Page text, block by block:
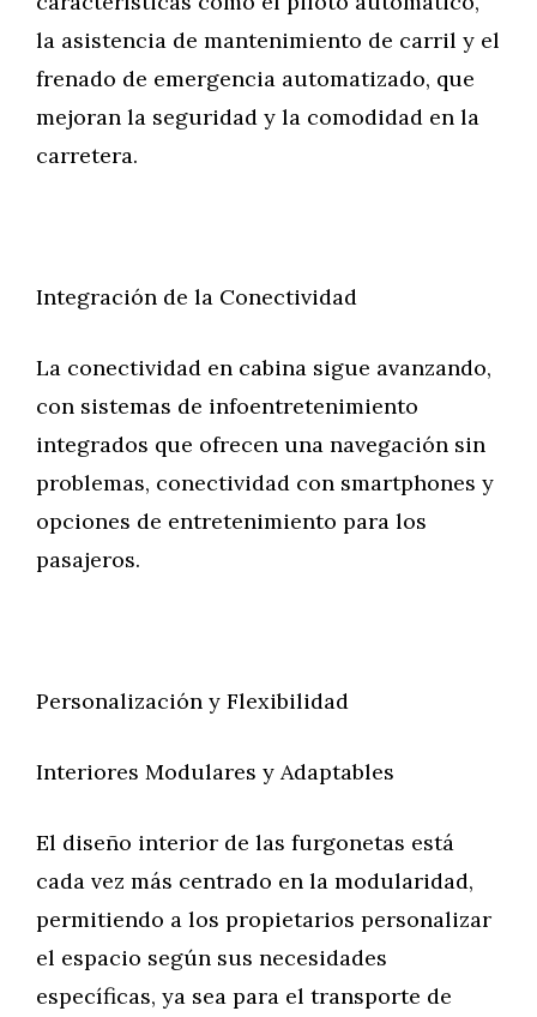
la asistencia de mantenimiento de carril y el
frenado de emergencia automatizado, que
mejoran la seguridad y la comodidad en la
carretera.
Integración de la Conectividad
La conectividad en cabina sigue avanzando,
con sistemas de infoentretenimiento
integrados que ofrecen una navegación sin
problemas, conectividad con smartphones y
opciones de entretenimiento para los
pasajeros.
Personalización y Flexibilidad
Interiores Modulares y Adaptables
El diseño interior de las furgonetas está
cada vez más centrado en la modularidad,
permitiendo a los propietarios personalizar
el espacio según sus necesidades
específicas, ya sea para el transporte de